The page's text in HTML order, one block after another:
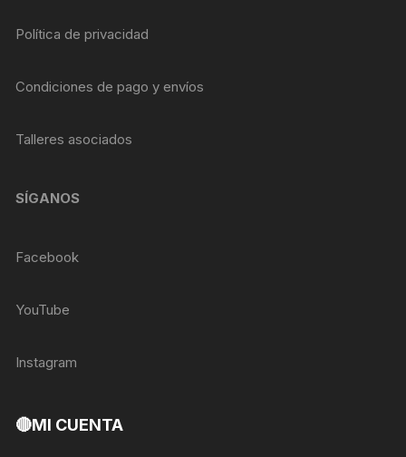
Política de privacidad
Condiciones de pago y envíos
Talleres asociados
SÍGANOS
Facebook
YouTube
Instagram
🔴MI CUENTA